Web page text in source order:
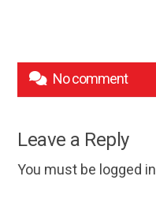
No comment
Leave a Reply
You must be logged in